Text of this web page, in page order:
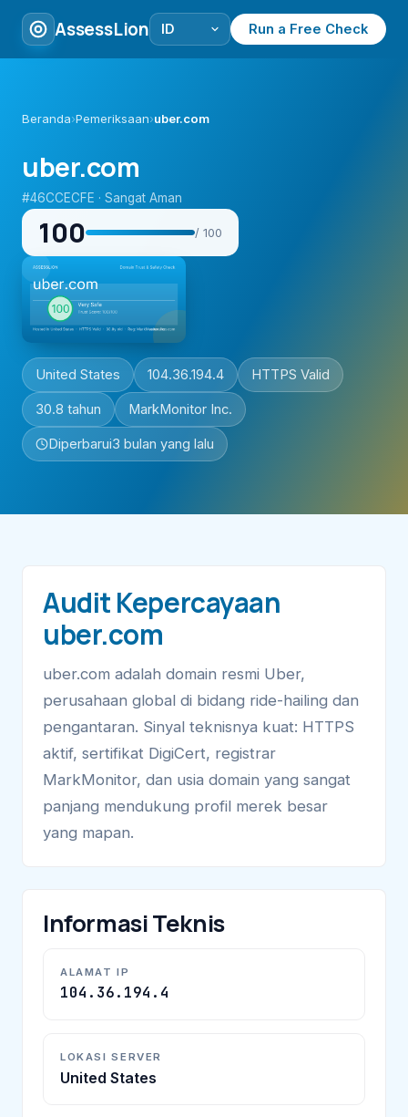
AssessLion Run a Free Check
Beranda›Pemeriksaan›uber.com
uber.com
#46CCECFE · Sangat Aman
100 / 100
United States 104.36.194.4 HTTPS Valid
30.8 tahun MarkMonitor Inc.
Diperbarui3 bulan yang lalu
Audit Kepercayaan
uber.com
uber.com adalah domain resmi Uber,
perusahaan global di bidang ride-hailing dan
pengantaran. Sinyal teknisnya kuat: HTTPS
aktif, sertifikat DigiCert, registrar
MarkMonitor, dan usia domain yang sangat
panjang mendukung profil merek besar
yang mapan.
Informasi Teknis
ALAMAT IP
104.36.194.4
LOKASI SERVER
United States